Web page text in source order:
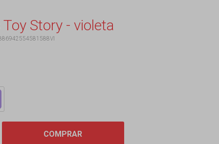
Story - violeta
COMPRAR